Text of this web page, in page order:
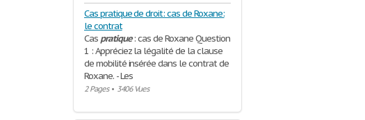
Cas pratique de droit: cas de Roxane:
le contrat
Cas pratique: cas de Roxane Question
1 : Appréciez la légalité de la clause
de mobilité insérée dans le contrat de
Roxane. - Les
2 Pages• 3406 Vues